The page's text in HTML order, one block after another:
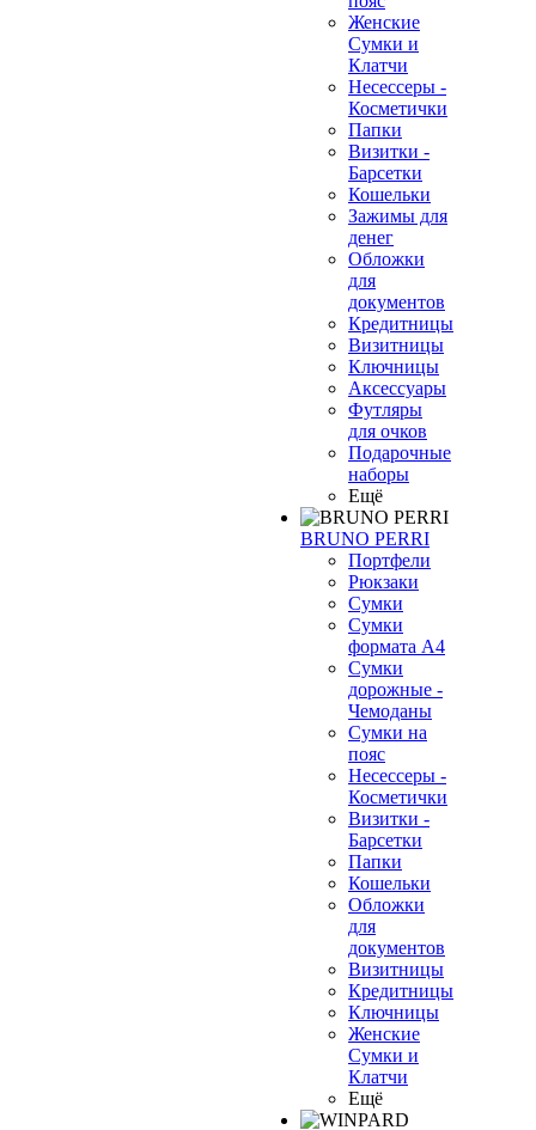
Женские
Сумки и
Клатчи
Несессеры -
Косметички
Папки
Визитки -
Барсетки
Кошельки
Зажимы для
денег
Обложки
для
документов
Кредитницы
Визитницы
Ключницы
Аксессуары
Футляры
для очков
Подарочные
наборы
Ещё
BRUNO PERRI
Портфели
Рюкзаки
Сумки
Сумки
формата А4
Сумки
дорожные -
Чемоданы
Сумки на
пояс
Несессеры -
Косметички
Визитки -
Барсетки
Папки
Кошельки
Обложки
для
документов
Визитницы
Кредитницы
Ключницы
Женские
Сумки и
Клатчи
Ещё